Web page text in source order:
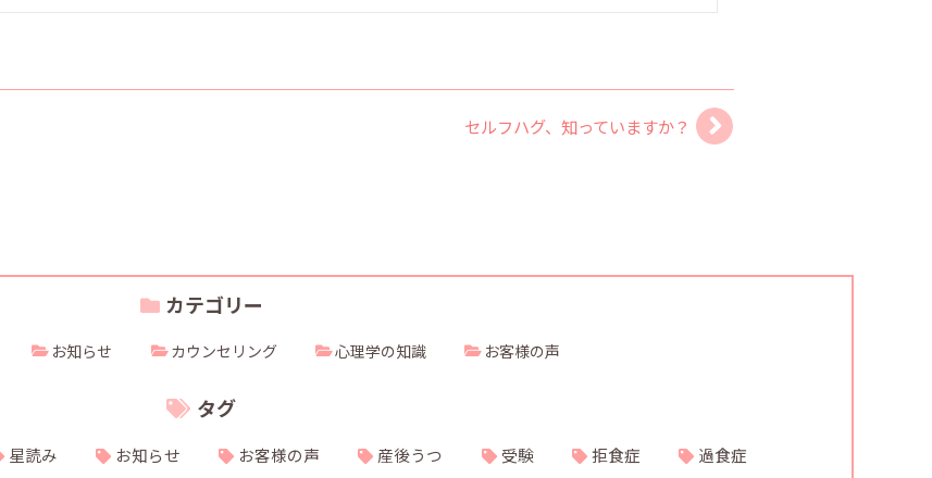
セルフハグ、知っていますか？
カテゴリー
お知らせ カウンセリング 心理学の知識 お客様の声
タグ
星読み お知らせ お客様の声 産後うつ 受験 拒食症
過食症